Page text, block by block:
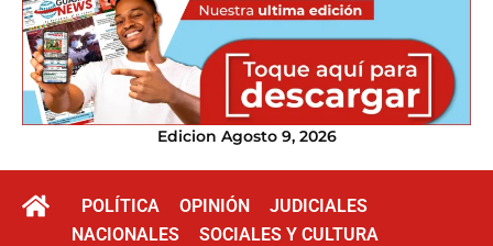
Edicion Agosto 9, 2026
POLÍTICA OPINIÓN
JUDICIALES
NACIONALES
SOCIALES Y CULTURA